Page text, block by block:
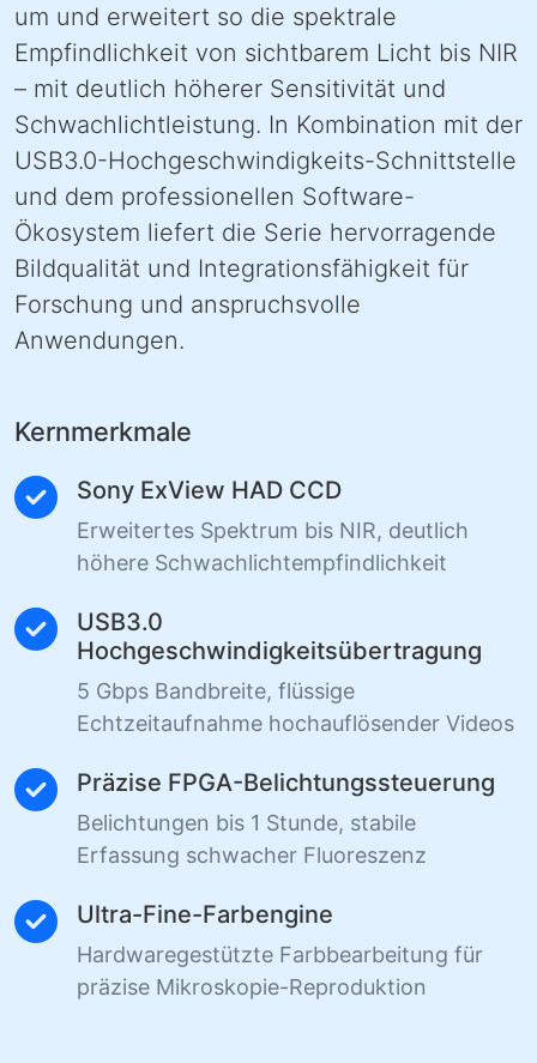
um und erweitert so die spektrale
Empfindlichkeit von sichtbarem Licht bis NIR
– mit deutlich höherer Sensitivität und
Schwachlichtleistung. In Kombination mit der
USB3.0-Hochgeschwindigkeits-Schnittstelle
und dem professionellen Software-
Ökosystem liefert die Serie hervorragende
Bildqualität und Integrationsfähigkeit für
Forschung und anspruchsvolle
Anwendungen.
Kernmerkmale
Sony ExView HAD CCD
Erweitertes Spektrum bis NIR, deutlich
höhere Schwachlichtempfindlichkeit
USB3.0
Hochgeschwindigkeitsübertragung
5 Gbps Bandbreite, flüssige
Echtzeitaufnahme hochauflösender Videos
Präzise FPGA-Belichtungssteuerung
Belichtungen bis 1 Stunde, stabile
Erfassung schwacher Fluoreszenz
Ultra-Fine-Farbengine
Hardwaregestützte Farbbearbeitung für
präzise Mikroskopie-Reproduktion